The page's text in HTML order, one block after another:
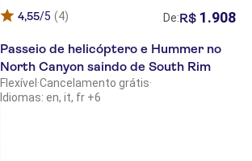
4,55/5 (4) De:R$ 1.908
Passeio de helicóptero e Hummer no
North Canyon saindo de South Rim
Flexível ·Cancelamento grátis·
Idiomas: en, it, fr +6